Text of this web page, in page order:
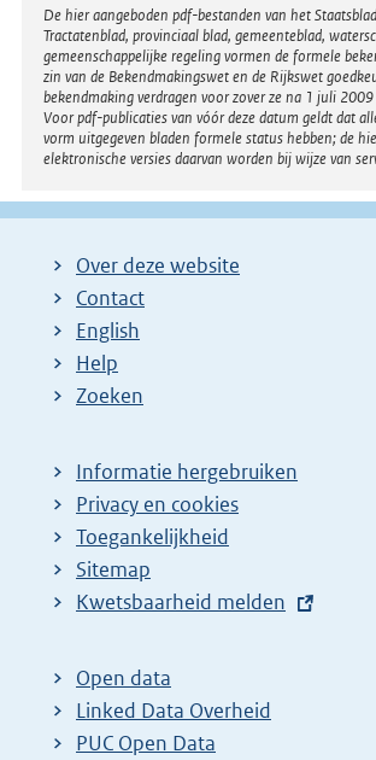
Disclaimer
De hier aangeboden pdf-bestanden van het
Tractatenblad, provinciaal blad, gemeenteblad,
gemeenschappelijke regeling vormen de formele
zin van de Bekendmakingswet en de Rijkswet
bekendmaking verdragen voor zover ze na 1 juli
Voor pdf-publicaties van vóór deze datum geldt dat
vorm uitgegeven bladen formele status hebben; de
elektronische versies daarvan worden bij wijze van
Over deze website
Contact
English
Help
Zoeken
Informatie hergebruiken
Privacy en cookies
Toegankelijkheid
Sitemap
E
t
e
r
Kwetsbaarheid melden
Open data
Linked Data Overheid
PUC Open Data